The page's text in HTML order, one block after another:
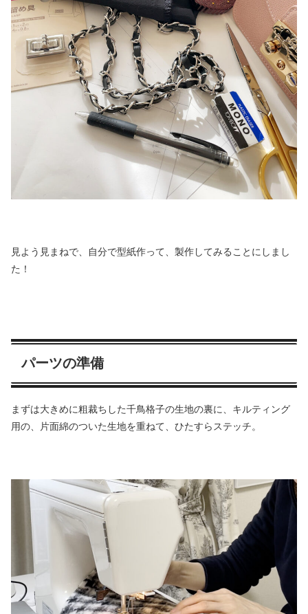
見よう見まねで、自分で型紙作って、製作してみることにしまし
た！
パーツの準備
まずは大きめに粗裁ちした千鳥格子の生地の裏に、キルティング
用の、片面綿のついた生地を重ねて、ひたすらステッチ。